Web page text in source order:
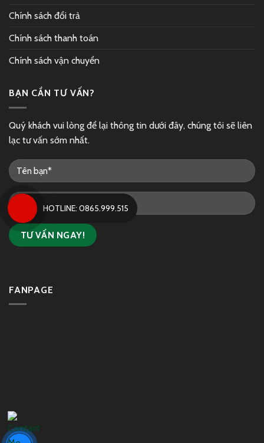
Chính sách đổi trả
Chính sách thanh toán
Chính sách vận chuyển
BẠN CẦN TƯ VẤN?
Quý khách vui lòng để lại thông tin dưới đây, chúng tôi sẽ liên
lạc tư vấn sớm nhất.
FANPAGE
HOTLINE: 0865.999.515